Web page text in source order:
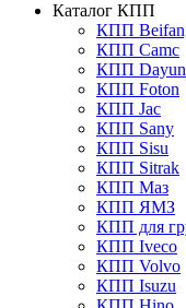
Каталог КПП
КПП
КПП Camc
КПП Dayun
КПП Foton
КПП Jac
КПП Sany
КПП Sisu
КПП Sitrak
КПП Маз
КПП ЯМЗ
КПП для
КПП Iveco
КПП Volvo
КПП Isuzu